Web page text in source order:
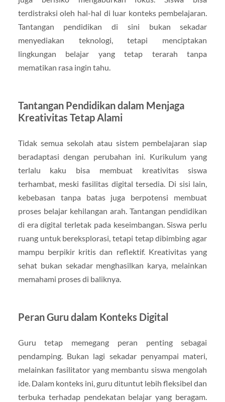
terdistraksi oleh hal-hal di luar konteks pembelajaran.
Tantangan pendidikan di sini bukan sekadar
menyediakan teknologi, tetapi menciptakan
lingkungan belajar yang tetap terarah tanpa
mematikan rasa ingin tahu.
Tantangan Pendidikan dalam Menjaga
Kreativitas Tetap Alami
Tidak semua sekolah atau sistem pembelajaran siap
beradaptasi dengan perubahan ini. Kurikulum yang
terlalu kaku bisa membuat kreativitas siswa
terhambat, meski fasilitas digital tersedia. Di sisi lain,
kebebasan tanpa batas juga berpotensi membuat
proses belajar kehilangan arah. Tantangan pendidikan
di era digital terletak pada keseimbangan. Siswa perlu
ruang untuk bereksplorasi, tetapi tetap dibimbing agar
mampu berpikir kritis dan reflektif. Kreativitas yang
sehat bukan sekadar menghasilkan karya, melainkan
memahami proses di baliknya.
Peran Guru dalam Konteks Digital
Guru tetap memegang peran penting sebagai
pendamping. Bukan lagi sekadar penyampai materi,
melainkan fasilitator yang membantu siswa mengolah
ide. Dalam konteks ini, guru dituntut lebih fleksibel dan
terbuka terhadap pendekatan belajar yang beragam.